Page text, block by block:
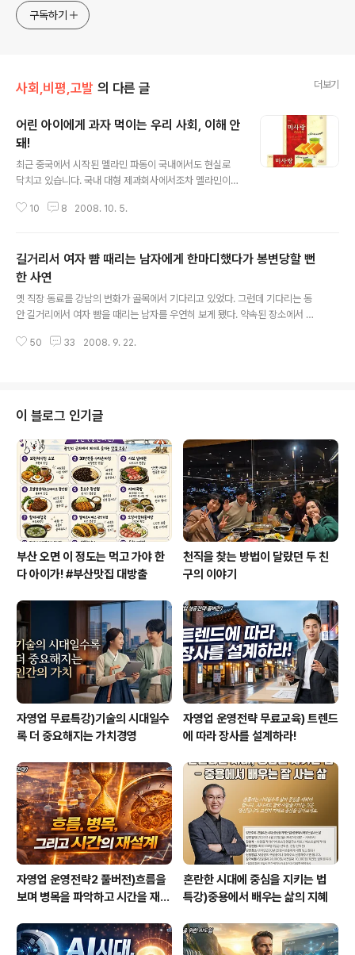
고픈 커리어코치, 유튜브: 정교수의 인생수업
구독하기
사회,비평,고발 의 다른 글 더보기
어린 아이에게 과자 먹이는 우리 사회, 이해 안
돼!
최근 중국에서 시작된 멜라민 파동이 국내에서도 현실로
닥치고 있습니다. 국내 대형 제과회사에서조차 멜라민이
죽하겠습니까. 이런 사태니 아이들에게 과자 먹이기가 여
게 과자 자체가 좋지 못합니다. 특히 어린이들의 육체적인
발달에 좋지 못할 뿐 아니라, 정신적 건강에도 상당히 좋지
못합니다.경우에 따라 상당수의 병이 우리들이 먹고 있는
음식으로 인해서 발생되는 경우가 많기 때문이죠. 미국의
한 조사에 따르면 청소년 범죄자들의 상당수가 초콜릿과
과자류 섭취를 많이 해서 문제가 있다고 들었습니다. 그런
10 8 2008. 10. 5.
길거리서 여자 뺨 때리는 남자에게 한마디했다가 봉변당할 뻔
한 사연
옛 직장 동료를 강남의 번화가 골목에서 기다리고 있었다. 그런데 기다리는 동
안 길거리에서 여자 뺨을 때리는 남자를 우연히 보게 됐다. 약속된 장소에서 나
용이하지도 않았다. '어떻게 할까'하고 예의주시하며 보고 있었다. 그런데 멀리
들었다. 부부사이라면 개인사인데 굳이 내가 관여한다는 것이 주제넘는 행동인
것 같아서 일단 멀리서 지켜보았다. 그렇게 멀리서 지켜보고 있는데 이 남자분
의 폭력이 갈수록 더 격해..
50 33 2008. 9. 22.
이 블로그 인기글
부산 오면 이 정도는 먹고 가야 한
다 아이가! #부산맛집 대방출
천직을 찾는 방법이 달랐던 두 친
구의 이야기
자영업 무료특강)기술의 시대일수
록 더 중요해지는 가치경영
자영업 운영전략 무료교육) 트렌드
에 따라 장사를 설계하라!
자영업 운영전략2 풀버전)흐름을
보며 병목을 파악하고 시간을 재설
혼란한 시대에 중심을 지키는 법
특강)중용에서 배우는 삶의 지혜